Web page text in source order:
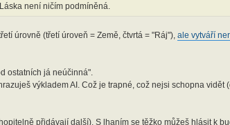
není ničím podmíněná.
úrovně (třetí úroveň = Země, čtvrtá = "Ráj"), ale vytváří
ostatních já neúčinná".
výkladem AI. Což je trapné, což nejsi schopna vidět
přidávají další). S lhaním se těžko můžeš hlásit k